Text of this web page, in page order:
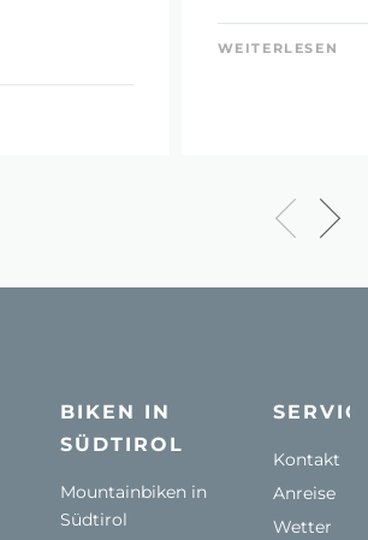
WEITERLESEN
BIKEN IN
SÜDTIROL
Mountainbiken in
Südtirol
Kontakt
Anreise
Wetter